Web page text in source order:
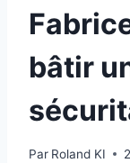
bâtir
Par Roland KI